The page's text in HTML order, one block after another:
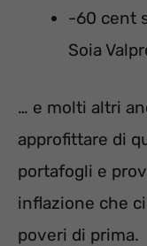
-60 cent
Soia
… e molti altri
approfittare di
portafogli e
inflazione che
poveri di prima.